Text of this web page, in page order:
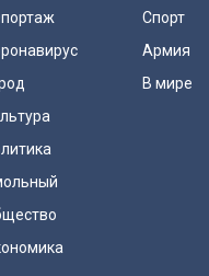
Спорт
Армия
В мире